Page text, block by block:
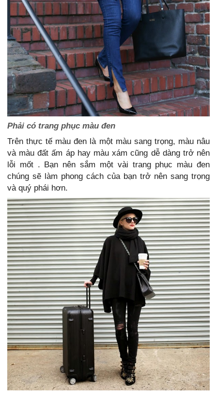
Phải có trang phục màu đen
Trên thực tế màu đen là một màu sang trọng, màu nâu
và màu đất ấm áp hay màu xám cũng dễ dàng trở nên
lỗi mốt . Bạn nên sắm một vài trang phục màu đen
chúng sẽ làm phong cách của bạn trở nên sang trọng
và quý phái hơn.